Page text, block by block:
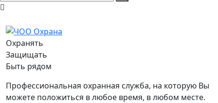
Охранять
Защищать
Быть рядом
Профессиональная охранная служба, на которую Вы
можете положиться в любое время, в любом месте.